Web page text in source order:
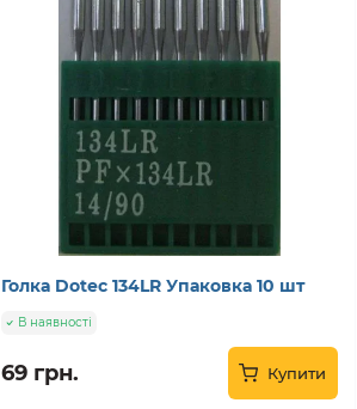
Голка Dotec 134LR Упаковка 10 шт
В наявності
69 грн. Купити